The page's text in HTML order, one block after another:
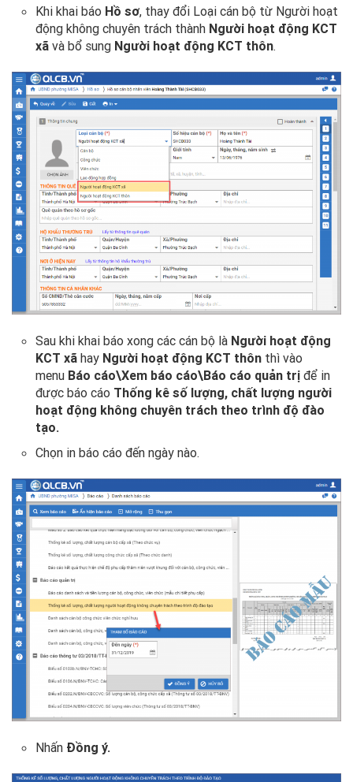
Khi khai báo Hồ sơ, thay đổi Loại cán bộ từ Người hoạt
động không chuyên trách thành Người hoạt động KCT
xã và bổ sung Người hoạt động KCT thôn.
Sau khi khai báo xong các cán bộ là Người hoạt động
KCT xã hay Người hoạt động KCT thôn thì vào
menu Báo cáo\Xem báo cáo\Báo cáo quản trị để in
được báo cáo Thống kê số lượng, chất lượng người
hoạt động không chuyên trách theo trình độ đào
tạo.
Chọn in báo cáo đến ngày nào.
Nhấn Đồng ý.